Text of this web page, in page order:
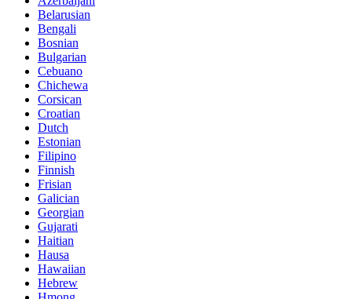
Belarusian
Bengali
Bosnian
Bulgarian
Cebuano
Chichewa
Corsican
Croatian
Dutch
Estonian
Filipino
Finnish
Frisian
Galician
Georgian
Gujarati
Haitian
Hausa
Hawaiian
Hebrew